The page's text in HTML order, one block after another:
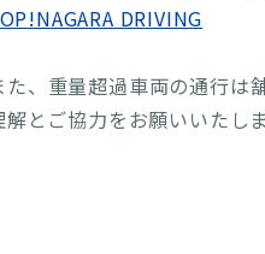
DRIVING
、重量超過車両の通行は
とご協力をお願いいたし